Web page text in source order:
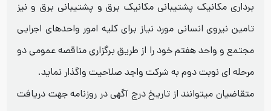
برداری مکانیک پشتیبانی مکانیک برق و پشتیبانی برق و نیز
تامین نیروی انسانی مورد نیاز برای کلیه امور واحدهای اجرایی
مجتمع و واحد هفتم خود را از طریق برگزاری مناقصه عمومی دو
مرحله ای نوبت دوم به شرکت واجد صلاحیت واگذار نماید.
متقاضیان میتوانند از تاریخ درج آگهی در روزنامه جهت دریافت